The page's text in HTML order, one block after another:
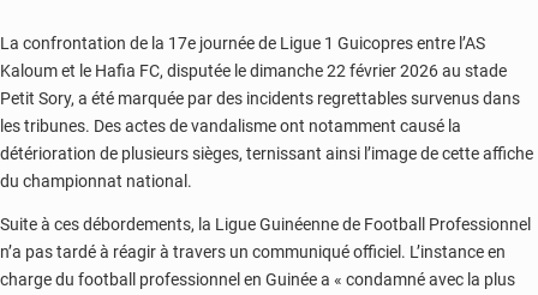
La confrontation de la 17e journée de Ligue 1 Guicopres entre l’AS
Kaloum et le Hafia FC, disputée le dimanche 22 février 2026 au stade
Petit Sory, a été marquée par des incidents regrettables survenus dans
les tribunes. Des actes de vandalisme ont notamment causé la
détérioration de plusieurs sièges, ternissant ainsi l’image de cette affiche
du championnat national.
Suite à ces débordements, la Ligue Guinéenne de Football Professionnel
n’a pas tardé à réagir à travers un communiqué officiel. L’instance en
charge du football professionnel en Guinée a « condamné avec la plus